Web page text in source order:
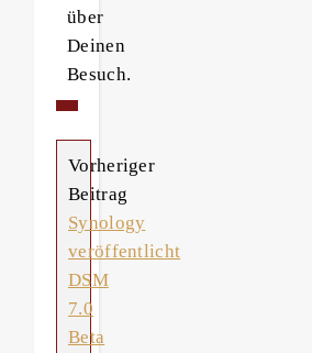
über
Deinen
Besuch.
Vorheriger
Beitrag
Synology
veröffentlicht
DSM
7.0
Beta